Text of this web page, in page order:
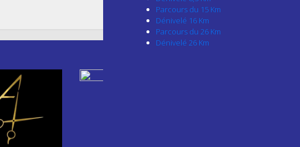
Parcours du 15 Km
Dénivelé 16 Km
Parcours du 26 Km
Dénivelé 26 Km